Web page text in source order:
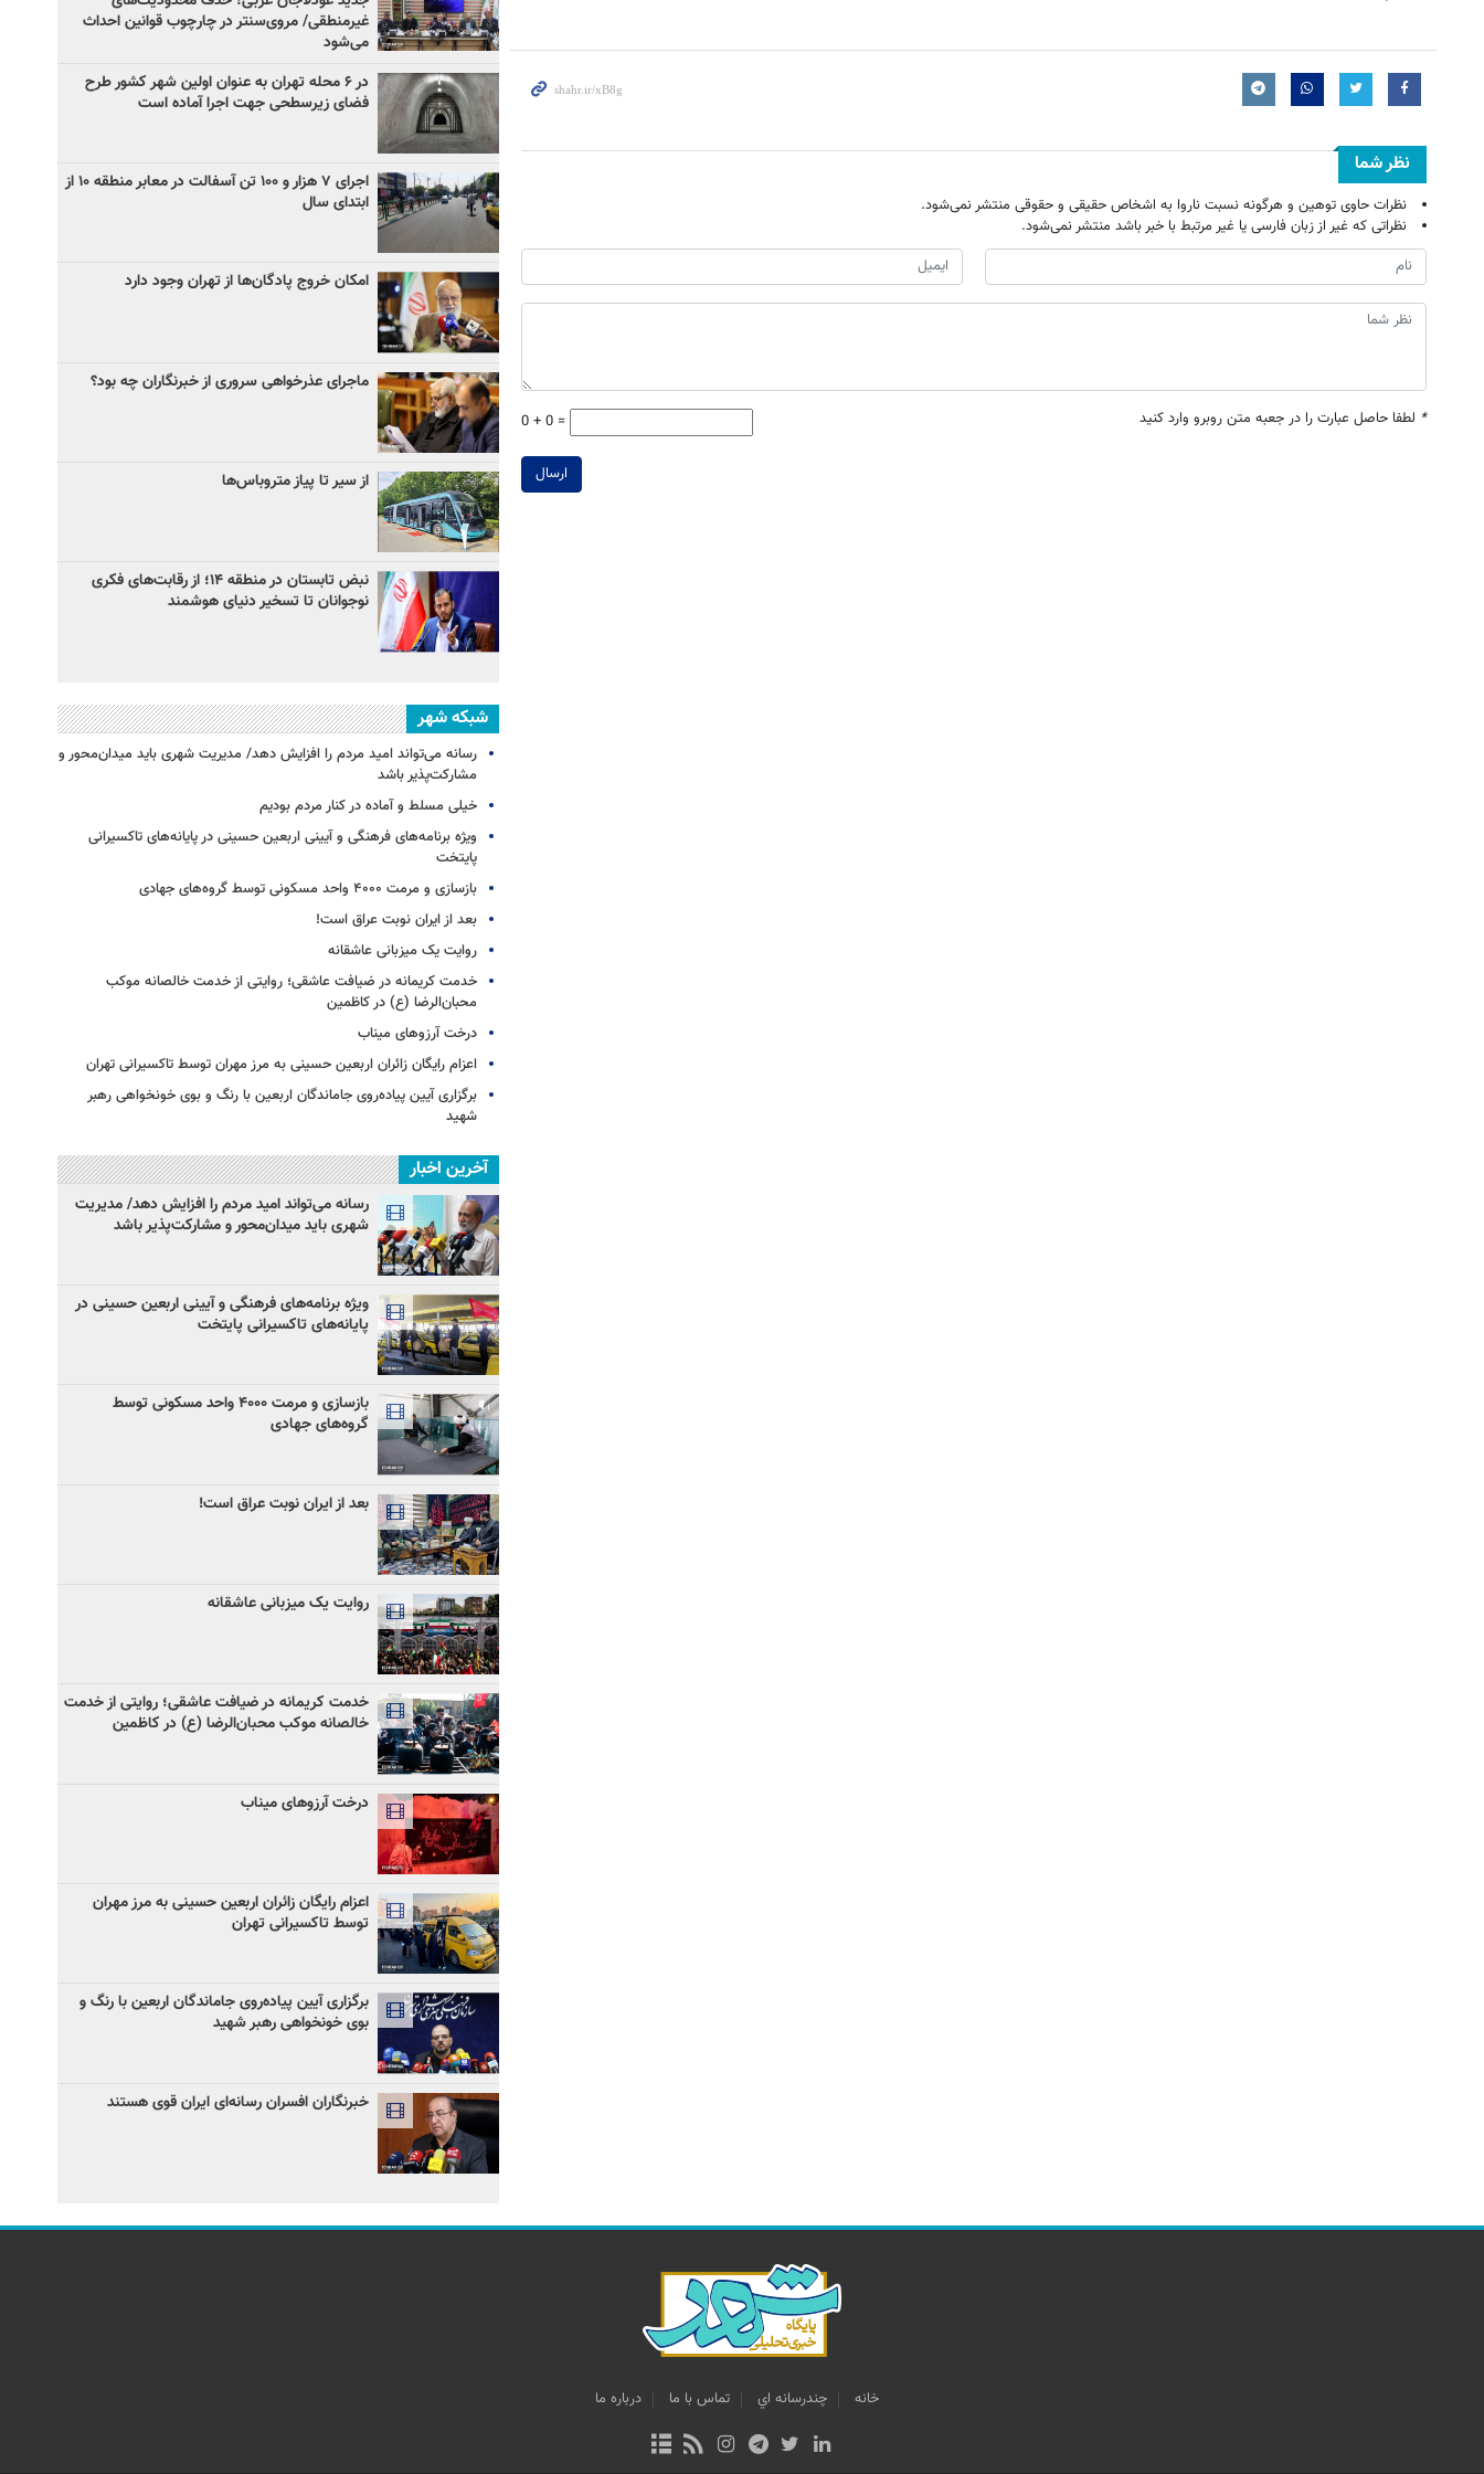
نظر شما
نظرات حاوی توهین و هرگونه نسبت ناروا به اشخاص حقیقی و حقوقی منتشر نمی‌شود.
نظراتی که غیر از زبان فارسی یا غیر مرتبط با خبر باشد منتشر نمی‌شود.
* لطفا حاصل عبارت را در جعبه متن روبرو وارد کنید 0 + 0 =
ارسال
غیرمنطقی/ مروی‌سنتر در چارچوب قوانین احداث
می‌شود
در ۶ محله تهران به عنوان اولین شهر کشور طرح
فضای زیرسطحی جهت اجرا آماده است
اجرای ۷ هزار و ۱۰۰ تن آسفالت در معابر منطقه ۱۰ از
ابتدای سال
امکان خروج پادگان‌ها از تهران وجود دارد
ماجرای عذرخواهی سروری از خبرنگاران چه بود؟
از سیر تا پیاز متروباس‌ها
نبض تابستان در منطقه ۱۴؛ از رقابت‌های فکری
نوجوانان تا تسخیر دنیای هوشمند
شبکه شهر
رسانه می‌تواند امید مردم را افزایش دهد/ مدیریت شهری باید میدان‌محور و
مشارکت‌پذیر باشد
خیلی مسلط و آماده در کنار مردم بودیم
ویژه برنامه‌های فرهنگی و آیینی اربعین حسینی در پایانه‌های تاکسیرانی
پایتخت
بازسازی و مرمت ۴۰۰۰ واحد مسکونی توسط گروه‌های جهادی
بعد از ایران نوبت عراق است!
روایت یک میزبانی عاشقانه
خدمت کریمانه در ضیافت عاشقی؛ روایتی از خدمت خالصانه موکب
محبان‌الرضا (ع) در کاظمین
درخت آرزوهای میناب
اعزام رایگان زائران اربعین حسینی به مرز مهران توسط تاکسیرانی تهران
برگزاری آیین پیاده‌روی جاماندگان اربعین با رنگ و بوی خونخواهی رهبر
شهید
آخرین اخبار
رسانه می‌تواند امید مردم را افزایش دهد/ مدیریت
شهری باید میدان‌محور و مشارکت‌پذیر باشد
ویژه برنامه‌های فرهنگی و آیینی اربعین حسینی در
پایانه‌های تاکسیرانی پایتخت
بازسازی و مرمت ۴۰۰۰ واحد مسکونی توسط
گروه‌های جهادی
بعد از ایران نوبت عراق است!
روایت یک میزبانی عاشقانه
خدمت کریمانه در ضیافت عاشقی؛ روایتی از خدمت
خالصانه موکب محبان‌الرضا (ع) در کاظمین
درخت آرزوهای میناب
اعزام رایگان زائران اربعین حسینی به مرز مهران
توسط تاکسیرانی تهران
برگزاری آیین پیاده‌روی جاماندگان اربعین با رنگ و
بوی خونخواهی رهبر شهید
خبرنگاران افسران رسانه‌ای ایران قوی هستند
خانه چندرسانه اي تماس با ما درباره ما